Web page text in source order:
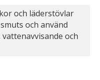
och läderstövlar
och använd
och